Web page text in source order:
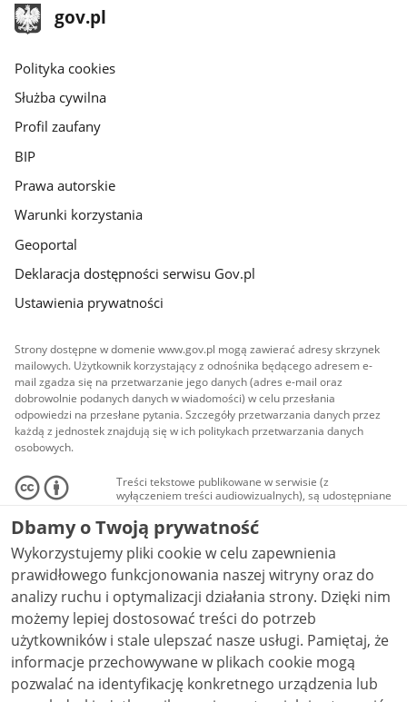
stopka
gov.pl
Strona
gov.pl
gov.pl
Polityka cookies
Służba cywilna
Profil zaufany
BIP
Prawa autorskie
Warunki korzystania
Geoportal
Deklaracja dostępności serwisu Gov.pl
Ustawienia prywatności
Strony dostępne w domenie www.gov.pl mogą zawierać adresy skrzynek
mailowych. Użytkownik korzystający z odnośnika będącego adresem e-
mail zgadza się na przetwarzanie jego danych (adres e-mail oraz
dobrowolnie podanych danych w wiadomości) w celu przesłania
odpowiedzi na przesłane pytania. Szczegóły przetwarzania danych przez
każdą z jednostek znajdują się w ich politykach przetwarzania danych
osobowych.
Treści tekstowe publikowane w serwisie (z
wyłączeniem treści audiowizualnych), są udostępniane
- na tych samych warunkach 4.0 (CC BY-SA 4.0).
Materiały audiowizualne, w tym zdjęcia, materiały
audio i wideo, są udostępniane na licencji typu
Creative Commons: uznanie autorstwa użycie
niekomercyjne - bez utworów zależnych 4.0 (CC BY-
NC-ND 4.0), o ile nie jest to stwierdzone inaczej.
Dbamy o Twoją prywatność
Wykorzystujemy pliki cookie w celu zapewnienia
prawidłowego funkcjonowania naszej witryny oraz do
analizy ruchu i optymalizacji działania strony. Dzięki nim
możemy lepiej dostosować treści do potrzeb
użytkowników i stale ulepszać nasze usługi. Pamiętaj, że
informacje przechowywane w plikach cookie mogą
pozwalać na identyfikację konkretnego urządzenia lub